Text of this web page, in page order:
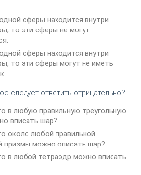
сферы находится внутри
то эти сферы не могут
сферы находится внутри
то эти сферы могут не иметь
следует ответить отрицательно?
в любую правильную треугольную
вписать шар?
около любой правильной
призмы можно описать шар?
в любой тетраэдр можно вписать